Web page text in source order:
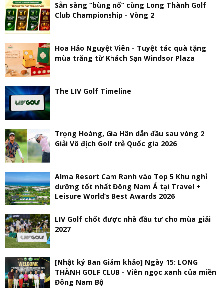
Sẵn sàng “bùng nổ” cùng Long Thành Golf
Club Championship - Vòng 2
Hoa Hảo Nguyệt Viên - Tuyệt tác quà tặng
mùa trăng từ Khách Sạn Windsor Plaza
The LIV Golf Timeline
Trọng Hoàng, Gia Hân dẫn đầu sau vòng 2
Giải Vô địch Golf trẻ Quốc gia 2026
Alma Resort Cam Ranh vào Top 5 Khu nghỉ
dưỡng tốt nhất Đông Nam Á tại Travel +
Leisure World’s Best Awards 2026
LIV Golf chốt được nhà đầu tư cho mùa giải
2027
[Nhật ký Ban Giám khảo] Ngày 15: LONG
THÀNH GOLF CLUB - Viên ngọc xanh của miền
Đông Nam Bộ